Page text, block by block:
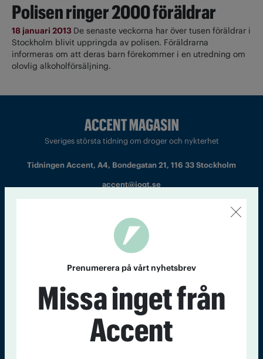
Polisen ringer 2000 föräldrar
18 januari 2013 De senaste veckorna har över tusen föräldrar i
Stockholm blivit uppringda av polisen. Föräldrarna
informeras om att deras barn förekommer i en utredning om
olovlig alkoholförsäljning.
Sveriges största tidning om droger och nykterhet
Tidningen Accent, A4, Bondegatan 21, 116 33 Stockholm
accent@iogt.se
Om Tidningen Tidningsarkiv In English
Läs tidigare
nummer av
Prenumerera på vårt nyhetsbrev
Missa inget från
Accent